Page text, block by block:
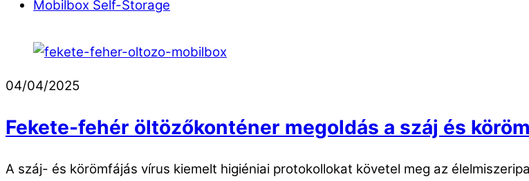
Mobilbox Self-Storage
04/04/2025
Fekete-fehér öltözőkonténer megoldás a száj és
A száj- és körömfájás vírus kiemelt higiéniai protokollokat követel meg az